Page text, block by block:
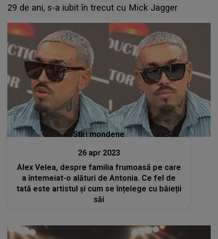
29 de ani, s-a iubit în trecut cu Mick Jagger
Stiri mondene
26 apr 2023
Alex Velea, despre familia frumoasă pe care
a întemeiat-o alături de Antonia. Ce fel de
tată este artistul și cum se înțelege cu băieții
săi